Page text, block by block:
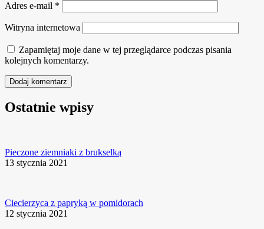
Adres e-mail *
Witryna internetowa
Zapamiętaj moje dane w tej przeglądarce podczas pisania
kolejnych komentarzy.
Ostatnie wpisy
Pieczone ziemniaki z brukselką
13 stycznia 2021
Ciecierzyca z papryką w pomidorach
12 stycznia 2021